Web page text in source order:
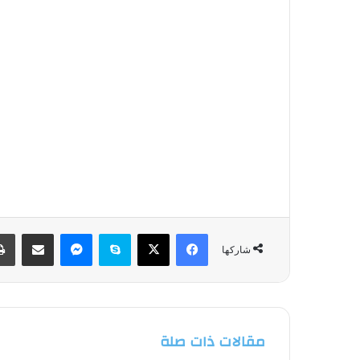
شاركها
فيسبوك سكايب
مقالات ذات صلة